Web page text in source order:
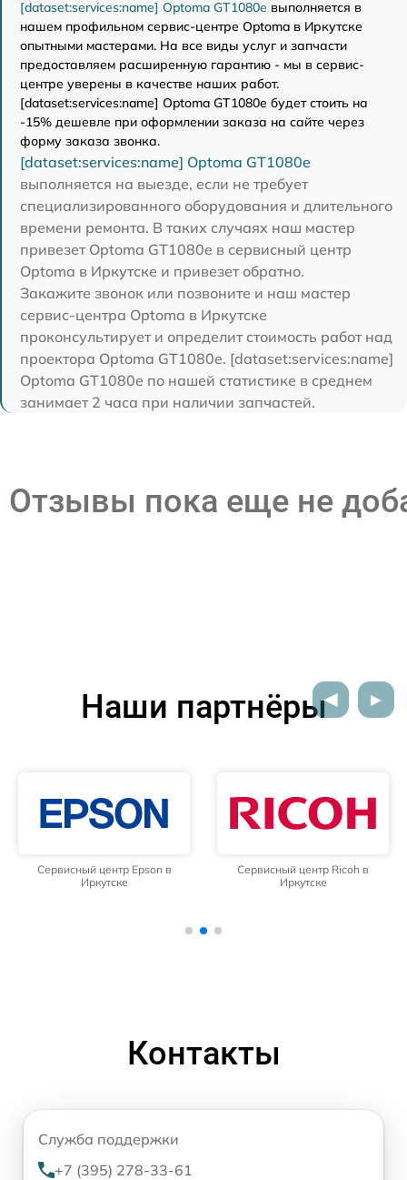
[dataset:services:name] Optoma GT1080e выполняется в
нашем профильном сервис-центре Optoma в Иркутске
опытными мастерами. На все виды услуг и запчасти
предоставляем расширенную гарантию - мы в сервис-
центре уверены в качестве наших работ.
[dataset:services:name] Optoma GT1080e будет стоить на
-15% дешевле при оформлении заказа на сайте через
форму заказа звонка.
[dataset:services:name] Optoma GT1080e
выполняется на выезде, если не требует
специализированного оборудования и длительного
времени ремонта. В таких случаях наш мастер
привезет Optoma GT1080e в сервисный центр
Optoma в Иркутске и привезет обратно.
Закажите звонок или позвоните и наш мастер
сервис-центра Optoma в Иркутске
проконсультирует и определит стоимость работ над
проектора Optoma GT1080e. [dataset:services:name]
Optoma GT1080e по нашей статистике в среднем
занимает 2 часа при наличии запчастей.
Отзывы пока еще не
Наши партнёры
Сервисный центр Epson в
Иркутске
Сервисный центр Ricoh в
Иркутске
Контакты
Служба поддержки
+7 (395) 278-33-61